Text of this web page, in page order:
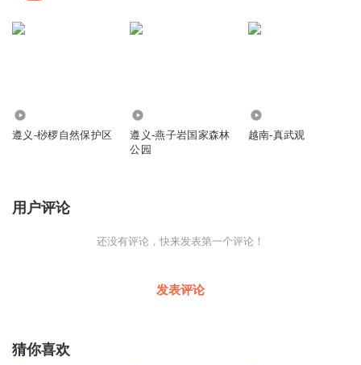
遵义-桫椤自然保护区
遵义-燕子岩国家森林
公园
越南-真武观
用户评论
还没有评论，快来发表第一个评论！
发表评论
猜你喜欢